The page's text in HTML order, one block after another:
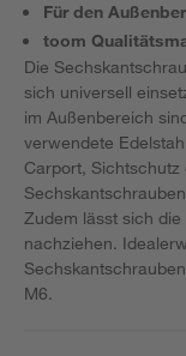
Für den
toom
Die
sich universell
im Außenbereich
verwendete
Carport,
Zudem lässt sich
nachziehen.
M6.